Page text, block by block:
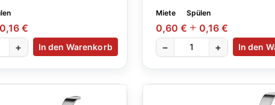
0,16 €
+ In den Warenkorb
Miete Spülen
0,60 €
0,16 €
−
+ In den